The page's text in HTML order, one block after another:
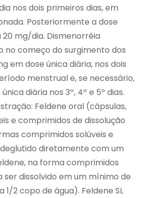
nos dois primeiros dias, em
Posteriormente a dose
mg/dia. Dismenorréia
no começo do surgimento dos
em dose única diária, nos dois
menstrual e, se necessário,
diária nos 3º, 4º e 5º dias.
Feldene oral (cápsulas,
e comprimidos de dissolução
comprimidos solúveis e
diretamente com um
na forma comprimidos
ser dissolvido em um mínimo de
1/2 copo de água). Feldene SL